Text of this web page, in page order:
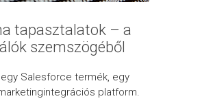
tapasztalatok – a
szemszögéből
Salesforce termék, egy
platform.